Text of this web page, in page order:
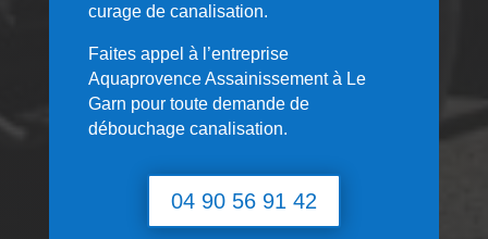
curage de canalisation.
Faites appel à l’entreprise
Aquaprovence Assainissement à Le
Garn pour toute demande de
débouchage canalisation.
04 90 56 91 42